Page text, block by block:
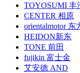
TOYOSUMI 丰
CENTER 相原
orientalmotor 东
HEIDON新东
TONE 前田
fujikin 富士金
艾安德 AND